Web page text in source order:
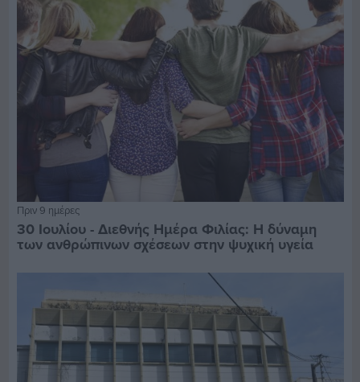
Πριν 9 ημέρες
30 Ιουλίου - Διεθνής Ημέρα Φιλίας: Η δύναμη
των ανθρώπινων σχέσεων στην ψυχική υγεία